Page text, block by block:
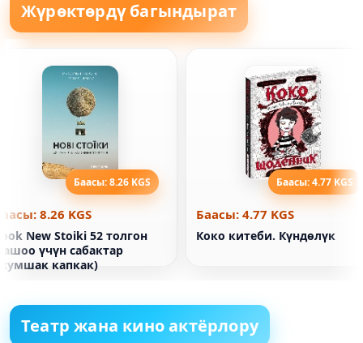
Жүрөктөрдү багындырат
Баасы: 8.26 KGS
8.26 KGS
New Stoiki 52 толгон
үчүн сабактар
капкак)
Баасы: 4.77 KGS
Баасы: 4.77 KGS
Коко китеби. Күндөлүк
Театр жана кино актёрлору